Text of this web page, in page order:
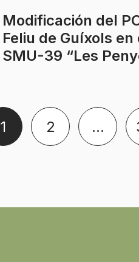
Modificación del
Feliu de Guíxols
SMU-39 “Les
1 2 …